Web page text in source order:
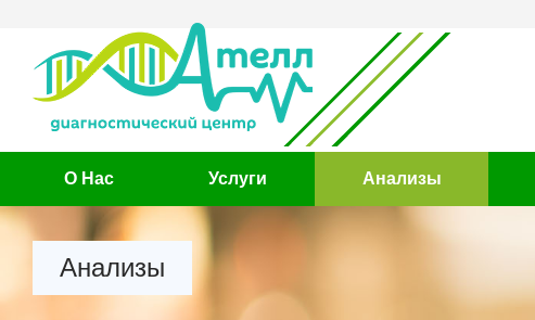
О Нас Услуги Анализы
Анализы